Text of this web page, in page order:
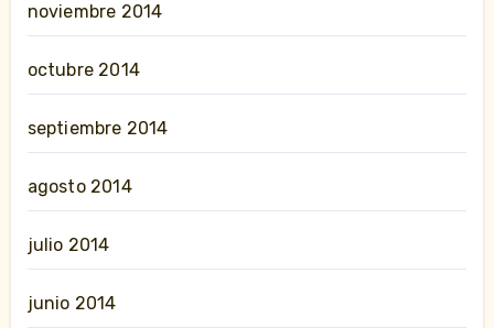
noviembre 2014
octubre 2014
septiembre 2014
agosto 2014
julio 2014
junio 2014